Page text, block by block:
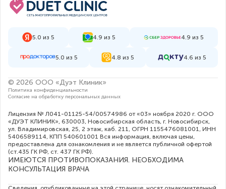
5.0 из 5 4.9 из 5 4.9 из 5
5.0 из 5 4.8 из 5 4.6 из 5
© 2026 ООО «Дуэт Клиник»
Политика конфиденциальности
Согласие на обработку персональных данных
Лицензия № Л041-01125-54/00574986 от «03» ноября 2020 г. ООО
«ДУЭТ КЛИНИК», 630003, Новосибирская область, г. Новосибирск,
ул. Владимировская, 25, 2 этаж, каб. 211, ОГРН 1155476081001, ИНН
5406589114, КПП 540601001 Вся информация, включая цены,
предоставлена для ознакомления и не является публичной офертой
(ст.435 ГК РФ, cт. 437 ГК РФ).
ИМЕЮТСЯ ПРОТИВОПОКАЗАНИЯ. НЕОБХОДИМА
КОНСУЛЬТАЦИЯ ВРАЧА